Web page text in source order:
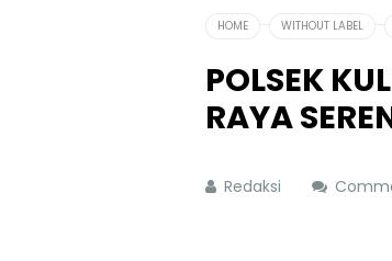
HOME WITHOUT LABEL
POLSEK
RAYA
Redaksi